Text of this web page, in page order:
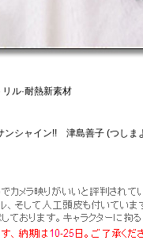
ル·耐熱新素材
シャイン!! 津島善子 (つしま